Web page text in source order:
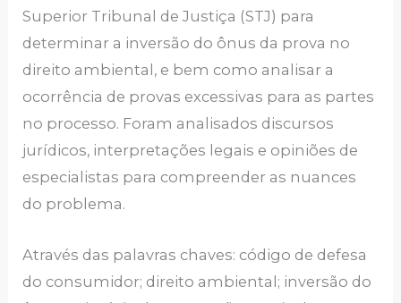
Superior Tribunal de Justiça (STJ) para
determinar a inversão do ônus da prova no
direito ambiental, e bem como analisar a
ocorrência de provas excessivas para as partes
no processo. Foram analisados discursos
jurídicos, interpretações legais e opiniões de
especialistas para compreender as nuances
do problema.
Através das palavras chaves: código de defesa
do consumidor; direito ambiental; inversão do